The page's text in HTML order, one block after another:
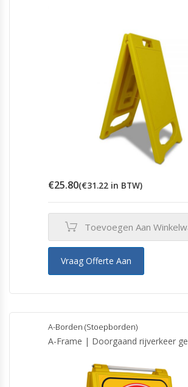
€25.80(€31.22 in BTW)
Toevoegen Aan
Vraag Offerte Aan
A-Borden (Stoepborden)
A-Frame | Doorgaand rijverkeer